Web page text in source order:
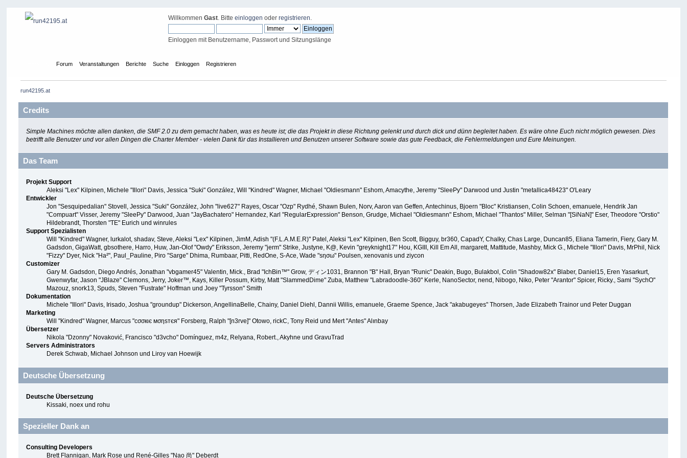
WillkommenGast. Bitteeinloggen oderregistrieren.
Einloggen mit Benutzername, Passwort und Sitzungslänge
Forum Veranstaltungen Berichte Suche Einloggen Registrieren
run42195.at
Credits
Simple Machines möchte allen danken, die SMF 2.0 zu dem gemacht haben, was es heute ist; die das Projekt in diese Richtung gelenkt und durch dick und dünn begleitet haben. Es wäre ohne Euch nicht möglich gewesen. Dies
betrifft alle Benutzer und vor allen Dingen die Charter Member - vielen Dank für das Installieren und Benutzen unserer Software sowie das gute Feedback, die Fehlermeldungen und Eure Meinungen.
Das Team
Projekt Support
Aleksi "Lex" Kilpinen, Michele "Illori" Davis, Jessica "Suki" González, Will "Kindred" Wagner, Michael "Oldiesmann" Eshom, Amacythe, Jeremy "SleePy" Darwood und Justin "metallica48423" O'Leary
Entwickler
Jon "Sesquipedalian" Stovell, Jessica "Suki" González, John "live627" Rayes, Oscar "Ozp" Rydhé, Shawn Bulen, Norv, Aaron van Geffen, Antechinus, Bjoern "Bloc" Kristiansen, Colin Schoen, emanuele, Hendrik Jan
"Compuart" Visser, Jeremy "SleePy" Darwood, Juan "JayBachatero" Hernandez, Karl "RegularExpression" Benson, Grudge, Michael "Oldiesmann" Eshom, Michael "Thantos" Miller, Selman "[SiNaN]" Eser, Theodore "Orstio"
Hildebrandt, Thorsten "TE" Eurich und winrules
Support Spezialisten
Will "Kindred" Wagner, lurkalot, shadav, Steve, Aleksi "Lex" Kilpinen, JimM, Adish "(F.L.A.M.E.R)" Patel, Aleksi "Lex" Kilpinen, Ben Scott, Bigguy, br360, CapadY, Chalky, Chas Large, Duncan85, Eliana Tamerin, Fiery, Gary M.
Gadsdon, GigaWatt, gbsothere, Harro, Huw, Jan-Olof "Owdy" Eriksson, Jeremy "jerm" Strike, Justyne, K@, Kevin "greyknight17" Hou, KGIII, Kill Em All, margarett, Mattitude, Mashby, Mick G., Michele "Illori" Davis, MrPhil, Nick
"Fizzy" Dyer, Nick "Ha²", Paul_Pauline, Piro "Sarge" Dhima, Rumbaar, Pitti, RedOne, S-Ace, Wade "sησω" Poulsen, xenovanis und ziycon
Customizer
Gary M. Gadsdon, Diego Andrés, Jonathan "vbgamer45" Valentin, Mick., Brad "IchBin™" Grow, ディン1031, Brannon "B" Hall, Bryan "Runic" Deakin, Bugo, Bulakbol, Colin "Shadow82x" Blaber, Daniel15, Eren Yasarkurt,
Gwenwyfar, Jason "JBlaze" Clemons, Jerry, Joker™, Kays, Killer Possum, Kirby, Matt "SlammedDime" Zuba, Matthew "Labradoodle-360" Kerle, NanoSector, nend, Nibogo, Niko, Peter "Arantor" Spicer, Ricky., Sami "SychO"
Mazouz, snork13, Spuds, Steven "Fustrate" Hoffman und Joey "Tyrsson" Smith
Dokumentation
Michele "Illori" Davis, Irisado, Joshua "groundup" Dickerson, AngellinaBelle, Chainy, Daniel Diehl, Dannii Willis, emanuele, Graeme Spence, Jack "akabugeyes" Thorsen, Jade Elizabeth Trainor und Peter Duggan
Marketing
Will "Kindred" Wagner, Marcus "cσσкιє мσηѕтєя" Forsberg, Ralph "[n3rve]" Otowo, rickC, Tony Reid und Mert "Antes" Alınbay
Übersetzer
Nikola "Dzonny" Novaković, Francisco "d3vcho" Domínguez, m4z, Relyana, Robert., Akyhne und GravuTrad
Servers Administrators
Derek Schwab, Michael Johnson und Liroy van Hoewijk
Deutsche Übersetzung
Deutsche Übersetzung
Kissaki, noex und rohu
Spezieller Dank an
Consulting Developers
Brett Flannigan, Mark Rose und René-Gilles "Nao 尚" Deberdt